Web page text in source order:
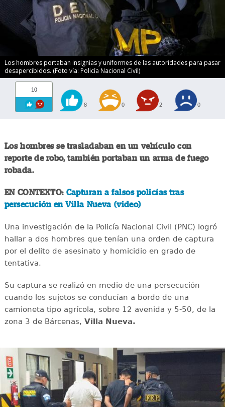
Los hombres portaban insignias y uniformes de las autoridades para pasar
desapercibidos. (Foto vía: Policía Nacional Civil)
10
8 0 2 0
Los hombres se trasladaban en un vehículo con
reporte de robo, también portaban un arma de fuego
robada.
EN CONTEXTO: Capturan a falsos policías tras
persecución en Villa Nueva (video)
Una investigación de la Policía Nacional Civil (PNC) logró
hallar a dos hombres que tenían una orden de captura
por el delito de asesinato y homicidio en grado de
tentativa.
Su captura se realizó en medio de una persecución
cuando los sujetos se conducían a bordo de una
camioneta tipo agrícola, sobre 12 avenida y 5-50, de la
zona 3 de Bárcenas, Villa Nueva.